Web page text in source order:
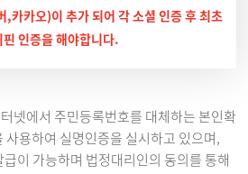
,카카오)이 추가 되어 각 소셜 인증 후 최초
인증을 해야합니다.
넷에서 주민등록번호를 대체하는 본인확
사용하여 실명인증을 실시하고 있으며,
이 가능하며 법정대리인의 동의를 통해